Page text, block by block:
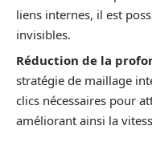
liens internes, il est
invisibles.
Réduction de la
stratégie de maillage
clics nécessaires pour
améliorant ainsi la